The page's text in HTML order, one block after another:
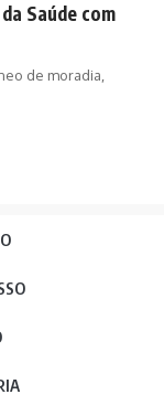
Saúde com
de moradia,